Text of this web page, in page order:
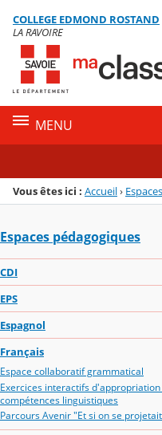
Menu de la rubrique
Contenu
COLLEGE EDMOND ROSTAND
LA RAVOIRE
MENU
Vous êtes ici : Accueil›
Espaces pédagogiques
CDI
EPS
Espagnol
Français
Espace collaboratif grammatical
Exercices interactifs
compétences linguistiques
Parcours Avenir "Et si on se